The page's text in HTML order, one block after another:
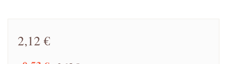
2,12 €